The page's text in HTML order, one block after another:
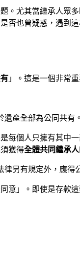
尤其當繼承人眾
否也曾疑惑，遇
」。這是一個非常
產全部為公同共有
每個人只擁有其
獲得全體共同繼承
另有規定外，應得
」。即使是存款